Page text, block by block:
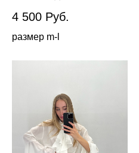
4 500 Руб.
размер m-l